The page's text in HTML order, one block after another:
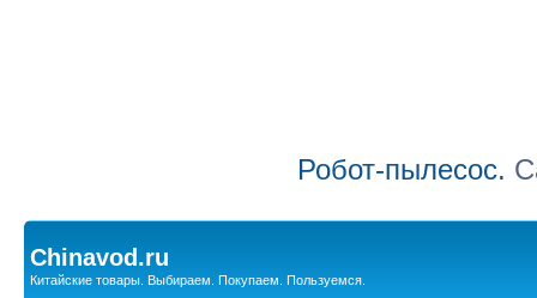
Робот-пылесос.
Chinavod.ru
Китайские товары. Выбираем. Покупаем. Пользуемся.